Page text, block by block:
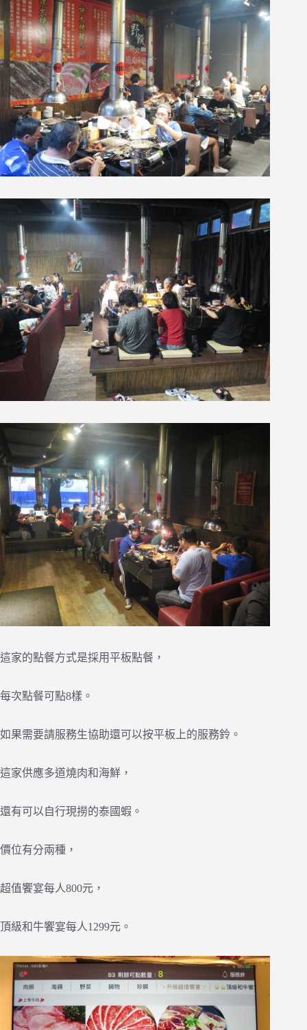
這家的點餐方式是採用平板點餐，
每次點餐可點8樣。
如果需要請服務生協助還可以按平板上的服務鈴。
這家供應多道燒肉和海鮮，
還有可以自行現撈的泰國蝦。
價位有分兩種，
超值饗宴每人800元，
頂級和牛饗宴每人1299元。